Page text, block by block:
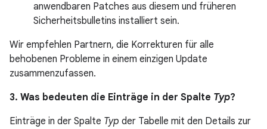
anwendbaren Patches aus diesem und früheren
Sicherheitsbulletins installiert sein.
Wir empfehlen Partnern, die Korrekturen für alle
behobenen Probleme in einem einzigen Update
zusammenzufassen.
3. Was bedeuten die Einträge in der Spalte Typ?
Einträge in der Spalte Typ der Tabelle mit den Details zur